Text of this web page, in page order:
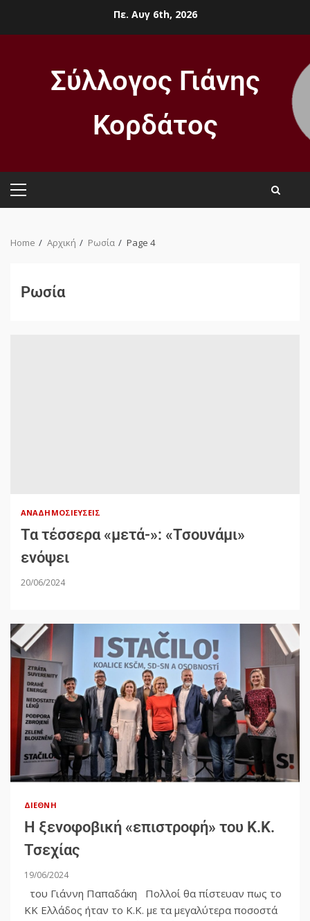
Πε. Αυγ 6th, 2026
Σύλλογος Γιάνης
Κορδάτος
Home Αρχική Ρωσία Page 4
Ρωσία
ΑΝΑΔΗΜΟΣΙΕΎΣΕΙΣ
Τα τέσσερα «μετά-»: «Τσουνάμι»
ενόψει
20/06/2024
ΔΙΕΘΝΉ
Η ξενοφοβική «επιστροφή» του Κ.Κ.
Τσεχίας
19/06/2024
του Γιάννη Παπαδάκη Πολλοί θα πίστευαν πως το
ΚΚ Ελλάδος ήταν το Κ.Κ. με τα μεγαλύτερα ποσοστά